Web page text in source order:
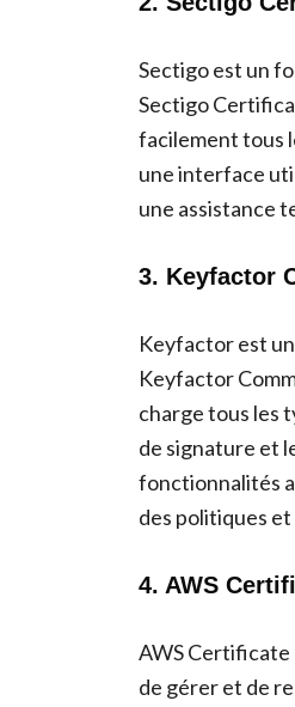
Sectigo est un
Sectigo
facilement tous
une interface
une assistance
3. Keyfactor
Keyfactor est
Keyfactor
charge tous les
de signature et
fonctionnalités
des politiques
4. AWS
AWS Certificate
de gérer et de